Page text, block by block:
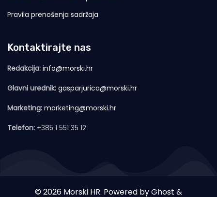
Pravila prenošenja sadržaja
Kontaktirajte nas
Redakcija: info@morski.hr
Glavni urednik: gasparjurica@morski.hr
Marketing: marketing@morski.hr
Telefon: +385 1 551 35 12
© 2026 Morski HR. Powered byGhost &